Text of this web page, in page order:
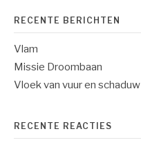
RECENTE BERICHTEN
Vlam
Missie Droombaan
Vloek van vuur en schaduw
RECENTE REACTIES